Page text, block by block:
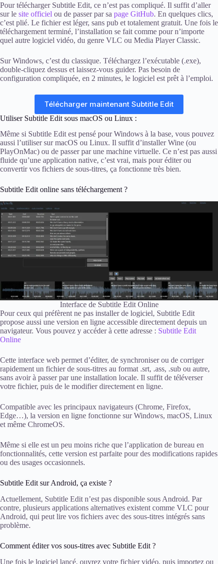
Pour télécharger Subtitle Edit, ce n’est pas compliqué. Il suffit d’aller
sur le site officiel ou de passer par sa page GitHub. En quelques clics,
c’est plié. Le fichier est léger, sans pub et totalement gratuit. Une fois le
téléchargement terminé, l’installation se fait comme pour n’importe
quel autre logiciel vidéo, du genre VLC ou Media Player Classic.
Sur Windows, c’est du classique. Téléchargez l’exécutable (.exe),
double-cliquez dessus et laissez-vous guider. Pas besoin de
configuration compliquée, en 2 minutes, le logiciel est prêt à l’emploi.
Télécharger maintenant Subtitle Edit
Utiliser Subtitle Edit sous macOS ou Linux :
Même si Subtitle Edit est pensé pour Windows à la base, vous pouvez
aussi l’utiliser sur macOS ou Linux. Il suffit d’installer Wine (ou
PlayOnMac) ou de passer par une machine virtuelle. Ce n’est pas aussi
fluide qu’une application native, c’est vrai, mais pour éditer ou
convertir vos fichiers de sous-titres, ça fonctionne très bien.
Subtitle Edit online sans téléchargement ?
Interface de Subtitle Edit Online
Pour ceux qui préfèrent ne pas installer de logiciel, Subtitle Edit
propose aussi une version en ligne accessible directement depuis un
navigateur. Vous pouvez y accéder à cette adresse : Subtitle Edit
Online
Cette interface web permet d’éditer, de synchroniser ou de corriger
rapidement un fichier de sous-titres au format .srt, .ass, .sub ou autre,
sans avoir à passer par une installation locale. Il suffit de téléverser
votre fichier, puis de le modifier directement en ligne.
Compatible avec les principaux navigateurs (Chrome, Firefox,
Edge…), la version en ligne fonctionne sur Windows, macOS, Linux
et même ChromeOS.
Même si elle est un peu moins riche que l’application de bureau en
fonctionnalités, cette version est parfaite pour des modifications rapides
ou des usages occasionnels.
Subtitle Edit sur Android, ça existe ?
Actuellement, Subtitle Edit n’est pas disponible sous Android. Par
contre, plusieurs applications alternatives existent comme VLC pour
Android, qui peut lire vos fichiers avec des sous-titres intégrés sans
problème.
Comment éditer vos sous-titres avec Subtitle Edit ?
Une fois le logiciel lancé, ouvrez votre fichier vidéo, puis importez ou